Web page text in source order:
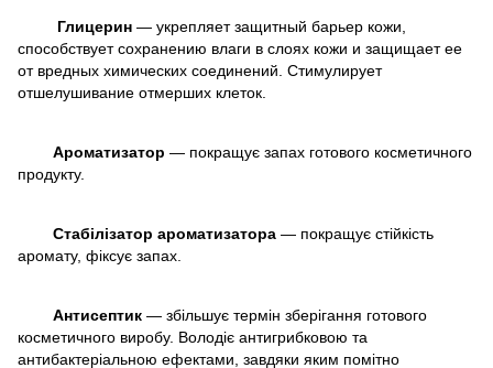
Глицерин — укрепляет защитный барьер кожи,
способствует сохранению влаги в слоях кожи и защищает ее
от вредных химических соединений. Стимулирует
отшелушивание отмерших клеток.
Ароматизатор — покращує запах готового косметичного
продукту.
Стабілізатор ароматизатора — покращує стійкість
аромату, фіксує запах.
Антисептик — збільшує термін зберігання готового
косметичного виробу. Володіє антигрибковою та
антибактеріальною ефектами, завдяки яким помітно